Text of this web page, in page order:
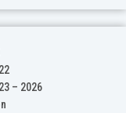
– 2026